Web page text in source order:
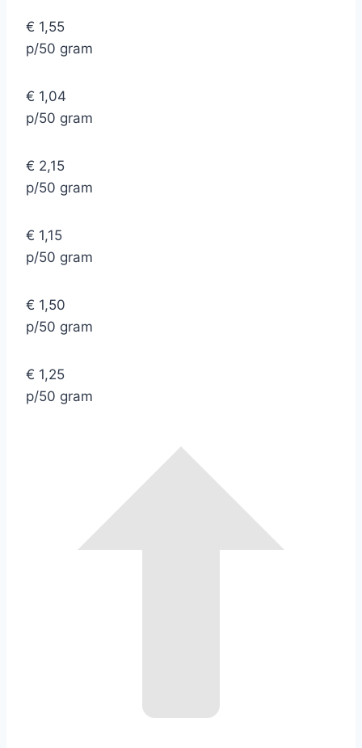
€ 1,55
p/50 gram
€ 1,04
p/50 gram
€ 2,15
p/50 gram
€ 1,15
p/50 gram
€ 1,50
p/50 gram
€ 1,25
p/50 gram